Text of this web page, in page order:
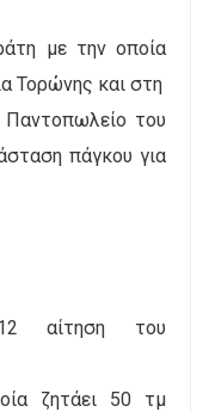
με την οποία
Τορώνης και στη
του
πάγκου για
αίτηση του
ζητάει 50 τμ